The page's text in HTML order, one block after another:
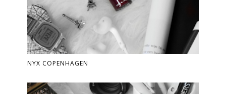
NYX COPENHAGEN